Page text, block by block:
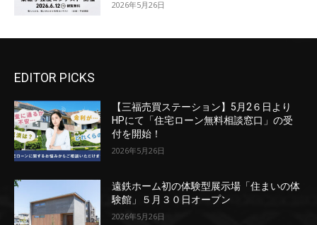
2026年5月26日
EDITOR PICKS
【三福売買ステーション】5月2６日より
HPにて「住宅ローン無料相談窓口」の受
付を開始！
2026年5月26日
遠鉄ホーム初の体験型展示場「住まいの体
験館」５月３０日オープン
2026年5月26日